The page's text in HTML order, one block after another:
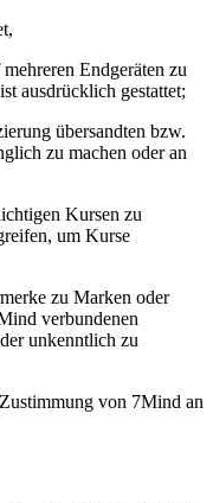
Endgeräten zu
ausdrücklich gestattet;
übersandten bzw.
zu machen oder an
Kursen zu
um Kurse
zu Marken oder
verbundenen
unkenntlich zu
von 7Mind an